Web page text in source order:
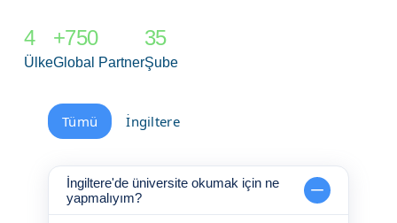
4
Ülke
+750
Global Partner
35
Şube
Tümü İngiltere
İngiltere'de üniversite okumak için ne
yapmalıyım?